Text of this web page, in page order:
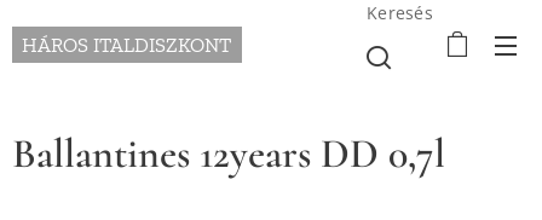
HÁROS ITALDISZKONT
Keresés
Ballantines 12years DD 0,7l